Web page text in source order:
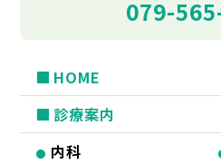
079-
HOME
診療案内
内科